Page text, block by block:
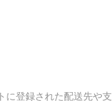
に登録された配送先や支